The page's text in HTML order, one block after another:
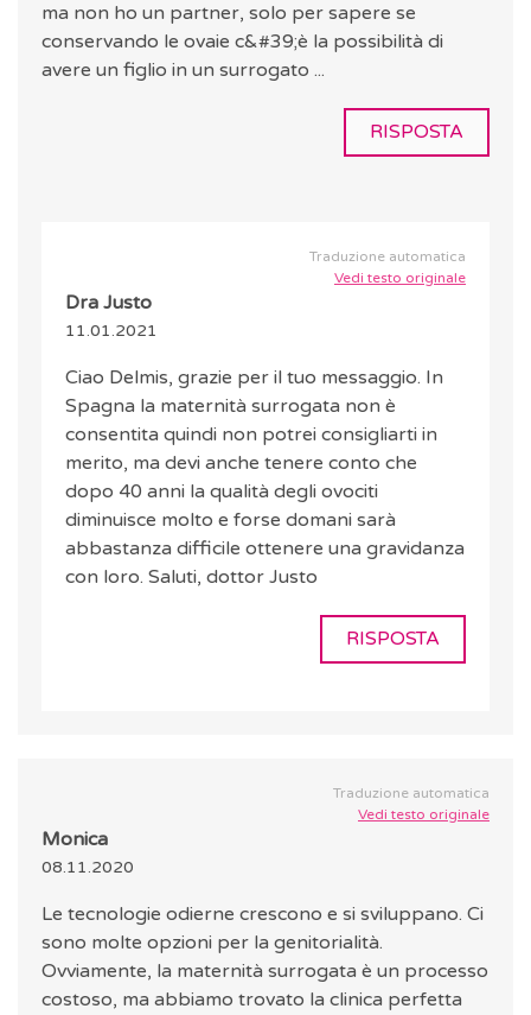
ma non ho un partner, solo per sapere se
conservando le ovaie c&#39;è la possibilità di
avere un figlio in un surrogato ...
RISPOSTA
Traduzione automatica
Vedi testo originale
Dra Justo
11.01.2021
Ciao Delmis, grazie per il tuo messaggio. In
Spagna la maternità surrogata non è
consentita quindi non potrei consigliarti in
merito, ma devi anche tenere conto che
dopo 40 anni la qualità degli ovociti
diminuisce molto e forse domani sarà
abbastanza difficile ottenere una gravidanza
con loro. Saluti, dottor Justo
RISPOSTA
Traduzione automatica
Vedi testo originale
Monica
08.11.2020
Le tecnologie odierne crescono e si sviluppano. Ci
sono molte opzioni per la genitorialità.
Ovviamente, la maternità surrogata è un processo
costoso, ma abbiamo trovato la clinica perfetta